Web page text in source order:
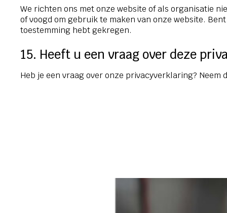
We richten ons met onze website of als organisatie
of voogd om gebruik te maken van onze website.
toestemming hebt gekregen.
15. Heeft u een vraag over deze
Heb je een vraag over onze privacyverklaring?